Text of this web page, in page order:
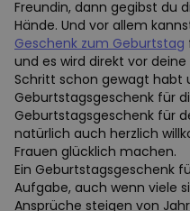
Freundin, dann gegibst du
Hände. Und vor allem
Geschenk zum Geburtstag
und es wird direkt vor
Schritt schon gewagt habt
Geburtstagsgeschenk für
Geburtstagsgeschenk für
natürlich auch herzlich
Frauen glücklich machen.
Ein Geburtstagsgeschenk
Aufgabe, auch wenn viele
Ansprüche steigen von